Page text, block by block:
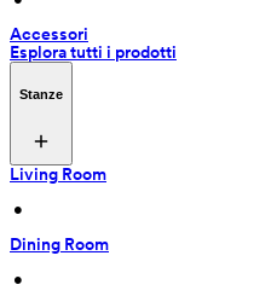
Accessori
Esplora tutti i prodotti
Stanze
Living Room
•
Dining Room
•